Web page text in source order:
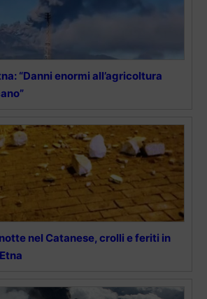
“Danni enormi all’agricoltura
nel Catanese, crolli e feriti in